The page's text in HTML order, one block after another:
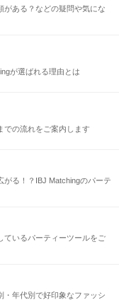
がある？などの疑問や気にな
が選ばれる理由とは
での流れをご案内します
がる！？IBJ Matchingのパーテ
ているパーティーツールをご
・年代別で好印象なファッシ